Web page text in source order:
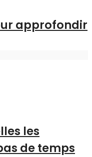
approfondir
les
de temps